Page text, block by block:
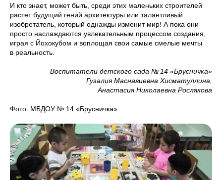
И кто знает, может быть, среди этих маленьких строителей
растет будущий гений архитектуры или талантливый
изобретатель, который однажды изменит мир! А пока они
просто наслаждаются увлекательным процессом создания,
играя с Йохокубом и воплощая свои самые смелые мечты
в реальность.
Воспитатели детского сада № 14 «Брусничка»
Гузалия Маснавиевна Хисматуллина,
Анастасия Николаевна Рослякова
Фото: МБДОУ № 14 «Брусничка».